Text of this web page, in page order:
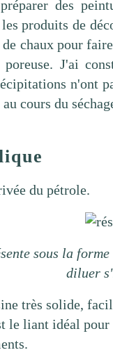
des
produits de
chaux pour
J'ai
n'ont
cours du
du pétrole.
sous la
diluer
très solide,
le liant idéal